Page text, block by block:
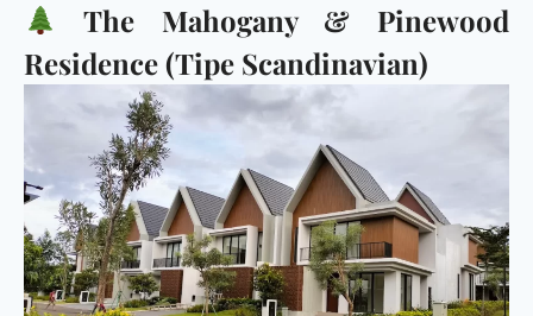
The Mahogany & Pinewood
Residence (Tipe Scandinavian)